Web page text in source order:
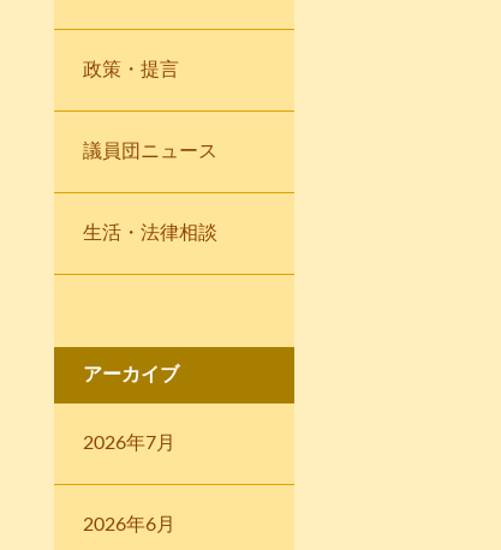
政策・提言
議員団ニュース
生活・法律相談
アーカイブ
2026年7月
2026年6月